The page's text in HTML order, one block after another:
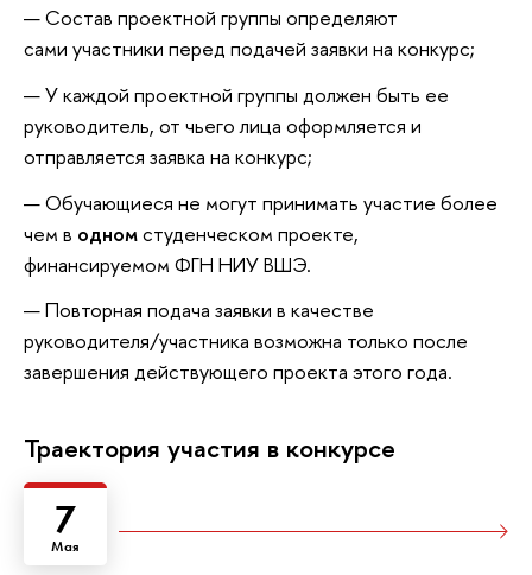
Состав проектной группы определяют
сами участники перед подачей заявки на конкурс;
У каждой проектной группы должен быть ее
руководитель, от чьего лица оформляется и
отправляется заявка на конкурс;
Обучающиеся не могут принимать участие более
чем в одномстуденческом проекте,
финансируемом ФГН НИУ ВШЭ.
Повторная подача заявки в качестве
руководителя/участника возможна только после
завершения действующего проекта этого года.
Траектория участия в конкурсе
7
Мая